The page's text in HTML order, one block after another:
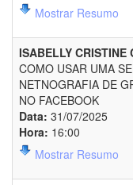
Mostrar Resumo
ISABELLY CRISTINE
COMO USAR UMA
NETNOGRAFIA DE
NO FACEBOOK
Data: 31/07/2025
Hora: 16:00
Mostrar Resumo